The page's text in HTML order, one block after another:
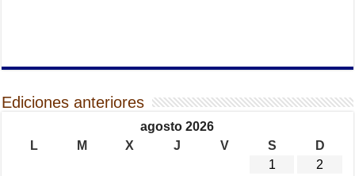
Ediciones anteriores
agosto 2026
L
M X J V S
D
1
2